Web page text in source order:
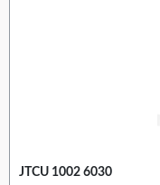
JTCU 1002 6030